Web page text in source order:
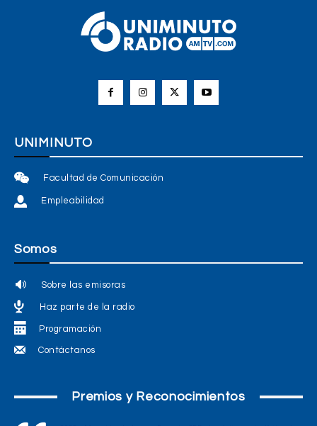
UNIMINUTO
Facultad de Comunicación
Empleabilidad
Somos
Sobre las emisoras
Haz parte de la radio
Programación
Contáctanos
Premios y Reconocimientos